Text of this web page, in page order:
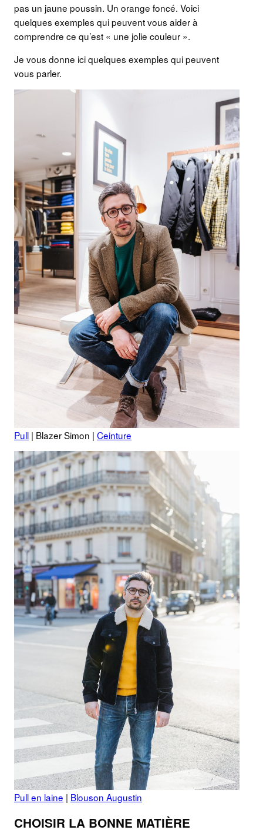
pas un jaune poussin. Un orange foncé. Voici
quelques exemples qui peuvent vous aider à
comprendre ce qu’est « une jolie couleur ».
Je vous donne ici quelques exemples qui peuvent
vous parler.
Pull | Blazer Simon | Ceinture
Pull en laine | Blouson Augustin
CHOISIR LA BONNE MATIÈRE